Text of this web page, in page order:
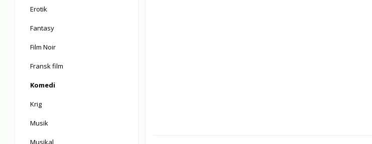
Erotik
Fantasy
Film Noir
Fransk film
Komedi
Krig
Musik
Musikal